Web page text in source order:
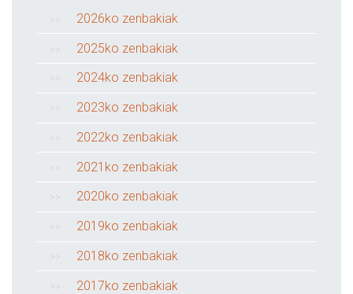
2026ko zenbakiak
2025ko zenbakiak
2024ko zenbakiak
2023ko zenbakiak
2022ko zenbakiak
2021ko zenbakiak
2020ko zenbakiak
2019ko zenbakiak
2018ko zenbakiak
2017ko zenbakiak